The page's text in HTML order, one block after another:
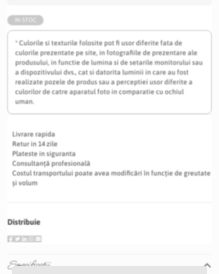
* Culorile si texturile folosite pot fi usor diferite fata de
culorile prezentate pe site, in fotografiile de prezentare ale
produsului, in functie de lumina si de setarile monitorului sau
a dispozitivului dvs., cat si datorita luminii in care au fost
realizate pozele de produs sau a perceptiei usor diferite a
culorilor de catre aparatul foto in comparatie cu ochiul
uman.
Livrare rapida
Retur in 14 zile
Plateste in siguranta
Consultanță profesională
Costul transportului poate avea modificări în funcție de greutate
și volum
Distribuie
Specificatii